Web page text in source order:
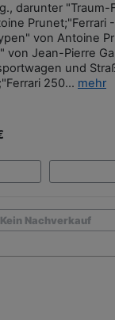
darunter "Traum-
Prunet;"Ferrari
von Antoine
von Jean-Pierre
und
250... mehr
Kein Nachverkauf